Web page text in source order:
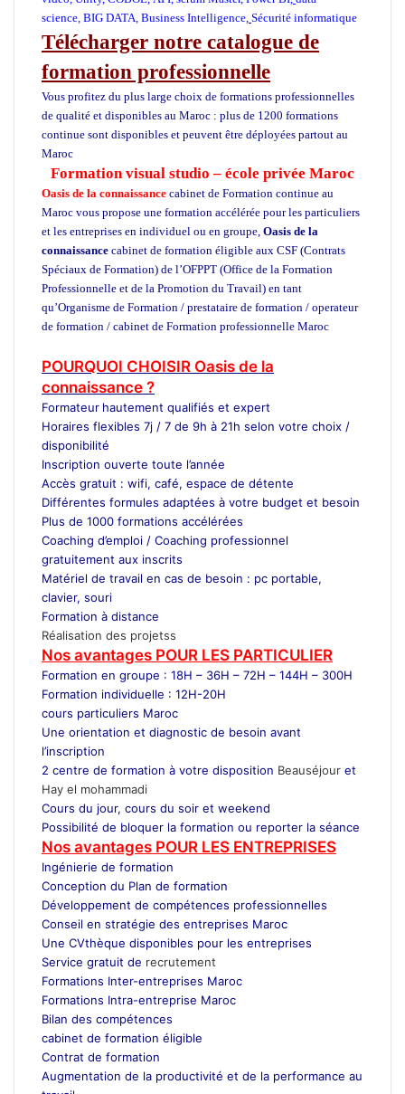
science, BIG DATA Business Intelligence Sécurité informatique
Télécharger notre catalogue de
formation professionnelle
Vous profitez du plus large choix de formations professionnelles
de qualité et disponibles au Maroc : plus de 1200 formations
continue sont disponibles et peuvent être déployées partout au
Maroc
Formation visual studio – école privée Maroc
Oasis de la connaissance cabinet de Formation continue au
Maroc vous propose une formation accélérée pour les particuliers
et les entreprises en individuel ou en groupe, Oasis de la
connaissance cabinet de formation éligible aux CSF (Contrats
Spéciaux de Formation) de l’OFPPT (Office de la Formation
Professionnelle et de la Promotion du Travail) en tant
qu’Organisme de Formation / prestataire de formation / operateur
de formation / cabinet de Formation professionnelle Maroc
POURQUOI CHOISIR Oasis de la
connaissance ?
Formateur hautement qualifiés et expert
Horaires flexibles 7j / 7 de 9h à 21h selon votre choix /
disponibilité
Inscription ouverte toute l’année
Accès gratuit : wifi, café, espace de détente
Différentes formules adaptées à votre budget et besoin
Plus de 1000 formations accélérées
Coaching d’emploi / Coaching professionnel
gratuitement aux inscrits
Matériel de travail en cas de besoin : pc portable,
clavier, souri
Formation à distance
Réalisation des projetss
Nos avantages POUR LES PARTICULIER
Formation en groupe : 18H – 36H – 72H – 144H – 300H
Formation individuelle : 12H-20H
cours particuliers Maroc
Une orientation et diagnostic de besoin avant
l’inscription
2 centre de formation à votre disposition Beauséjour et
Hay el mohammadi
Cours du jour, cours du soir et weekend
Possibilité de bloquer la formation ou reporter la séance
Nos avantages POUR LES ENTREPRISES
Ingénierie de formation
Conception du Plan de formation
Développement de compétences professionnelles
Conseil en stratégie des entreprises Maroc
Une CVthèque disponibles pour les entreprises
Service gratuit de recrutement
Formations Inter-entreprises Maroc
Formations Intra-entreprise Maroc
Bilan des compétences
cabinet de formation éligible
Contrat de formation
Augmentation de la productivité et de la performance au